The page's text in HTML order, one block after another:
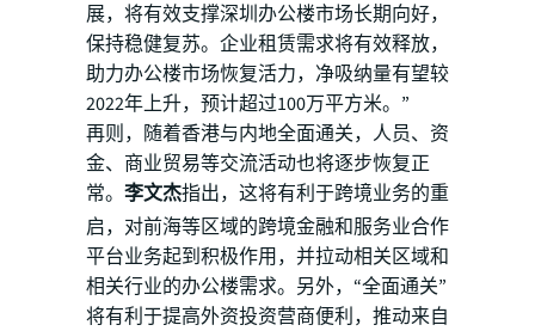
展，将有效支撑深圳办公楼市场长期向好，
保持稳健复苏。企业租赁需求将有效释放，
助力办公楼市场恢复活力，净吸纳量有望较
2022年上升，预计超过100万平方米。”
再则，随着香港与内地全面通关，人员、资
金、商业贸易等交流活动也将逐步恢复正
常。 李文杰指出，这将有利于跨境业务的重
启，对前海等区域的跨境金融和服务业合作
平台业务起到积极作用，并拉动相关区域和
相关行业的办公楼需求。另外，“全面通关”
将有利于提高外资投资营商便利，推动来自